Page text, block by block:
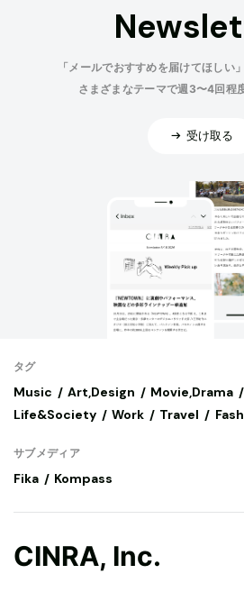
「メールでおすすめを届けてほしい
さまざまなテーマで週3〜4回程
受け取る
タグ
Music Art,Design Movie,Drama
Life&Society
Work Travel
サブメディア
Fika Kompass
CINRA, Inc.